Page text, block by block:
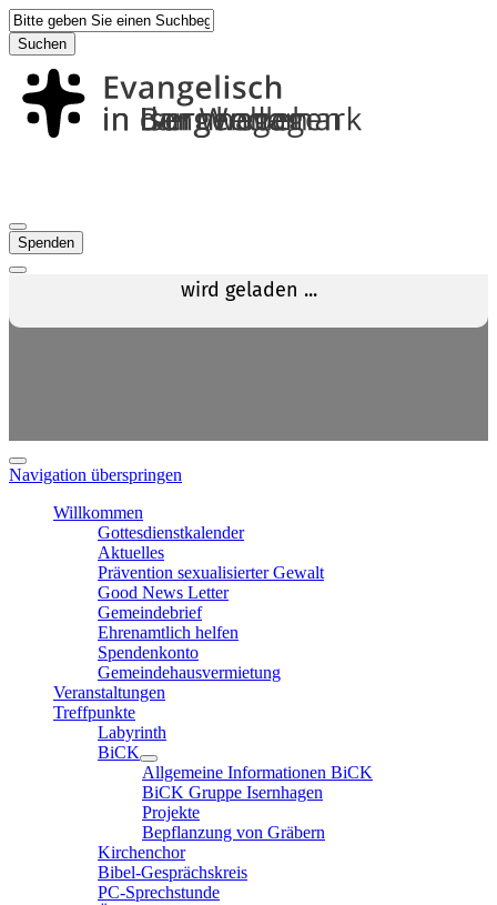
Suchen
Spenden
Navigation überspringen
Willkommen
Gottesdienstkalender
Aktuelles
Prävention sexualisierter Gewalt
Good News Letter
Gemeindebrief
Ehrenamtlich helfen
Spendenkonto
Gemeindehausvermietung
Veranstaltungen
Treffpunkte
Labyrinth
BiCK
Allgemeine Informationen BiCK
BiCK Gruppe Isernhagen
Projekte
Bepflanzung von Gräbern
Kirchenchor
Bibel-Gesprächskreis
PC-Sprechstunde